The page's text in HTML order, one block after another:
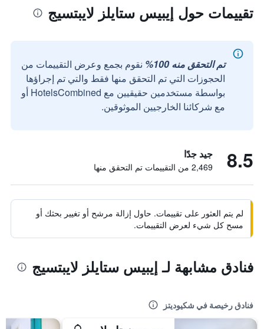
تقييمات حول إيبيس ستايلز لايبتسيج
تم التحقق منه 100%
نقوم بجمع وعرض التقييمات من
الحجوزات التي تم التحقق منها فقط والتي تم إجراؤها
بواسطة مستخدمين حقيقيين مع HotelsCombined أو
مع شركائنا الخارجيين الموثوقين.
8.5 جيد جدًا
2,469 من التقييمات تم التحقق منها
لم يتم العثور على تقييمات. حاول إزالة مرشح أو تغيير بحثك أو
مسح كل شيء لعرض التقييمات.
فنادق مشابهة لـ إيبيس ستايلز لايبتسيج
فنادق رخيصة في شكيوديتز